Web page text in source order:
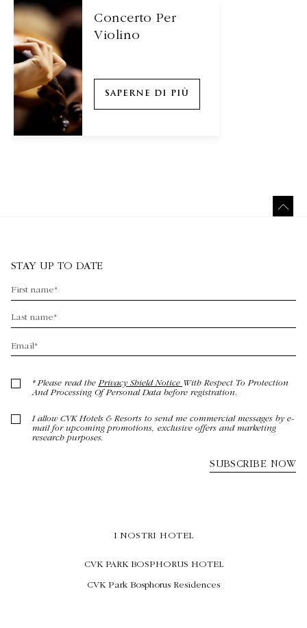
Concerto Per
Violino
SAPERNE DI PIÙ
I NOSTRI HOTEL
CVK PARK BOSPHORUS HOTEL
CVK Park Bosphorus Residences